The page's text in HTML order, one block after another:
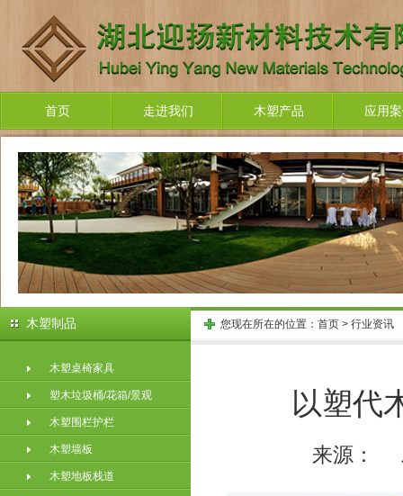
首页 走进我们 木塑产品 应用
木塑制品
木塑桌椅家具
塑木垃圾桶/花箱/景观
木塑围栏护栏
木塑墙板
木塑地板栈道
您现在所在的位置： 首页 > 行业资讯
以塑代
来源：